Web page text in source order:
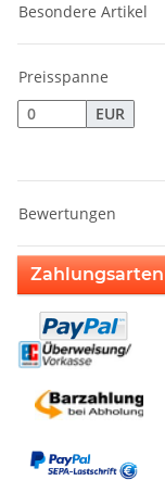
Besondere Artikel
Preisspanne
EUR
Bewertungen
Zahlungsarten